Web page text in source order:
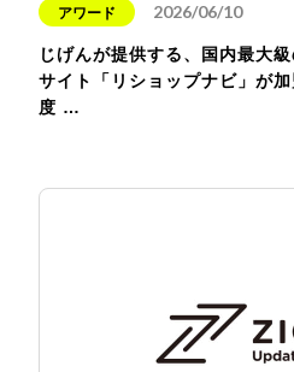
アワード 2026/06/10
じげんが提供する、国内最大
サイト「リショップナビ」が
度 …